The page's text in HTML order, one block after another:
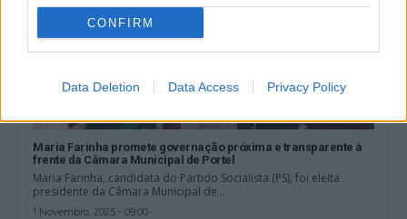
CONFIRM
Data Deletion Data Access Privacy Policy
Maria Farinha promete governação próxima e transparente à
frente da Câmara Municipal de Portel
Maria Farinha, candidata do Partido Socialista (PS), foi eleita
presidente da Câmara Municipal de...
1 Novembro, 2025 - 09:00